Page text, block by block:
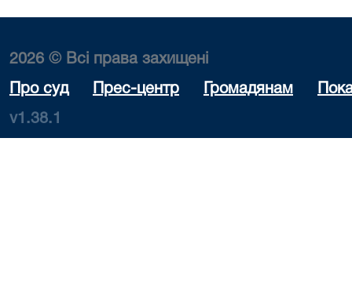
2026 © Всі права захищені
Про суд Прес-центр Громадянам
v1.38.1